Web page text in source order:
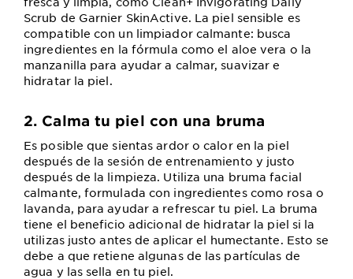
Scrub de Garnier SkinActive. La piel sensible es
compatible con un limpiador calmante: busca
ingredientes en la fórmula como el aloe vera o la
manzanilla para ayudar a calmar, suavizar e
hidratar la piel.
2. Calma tu piel con una bruma
Es posible que sientas ardor o calor en la piel
después de la sesión de entrenamiento y justo
después de la limpieza. Utiliza una bruma facial
calmante, formulada con ingredientes como rosa o
lavanda, para ayudar a refrescar tu piel. La bruma
tiene el beneficio adicional de hidratar la piel si la
utilizas justo antes de aplicar el humectante. Esto se
debe a que retiene algunas de las partículas de
agua y las sella en tu piel.